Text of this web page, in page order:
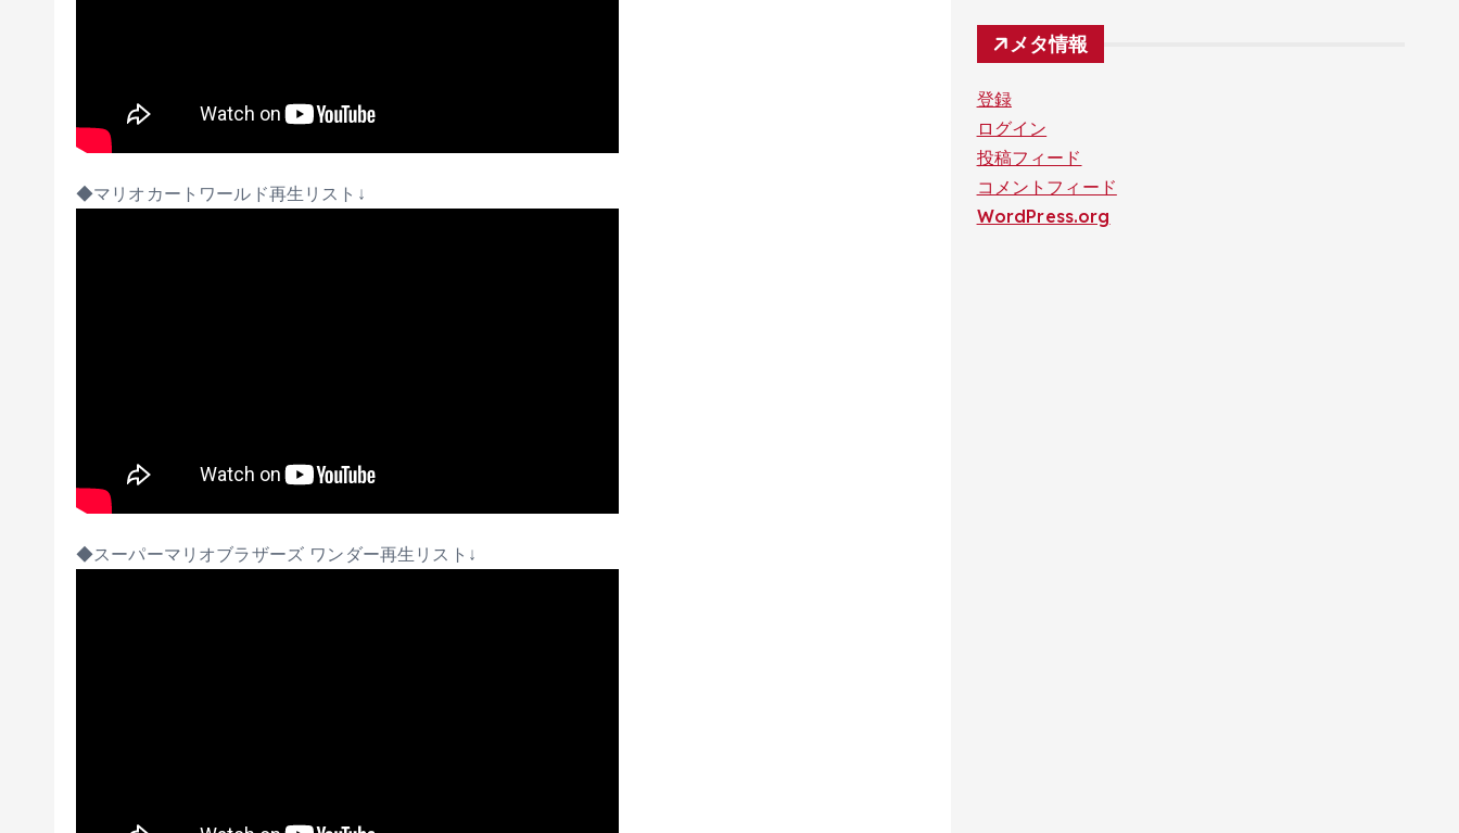
◆マリオカートワールド再生リスト↓
◆スーパーマリオブラザーズ ワンダー再生リスト↓
メタ情報
登録
ログイン
投稿フィード
コメントフィード
WordPress.org